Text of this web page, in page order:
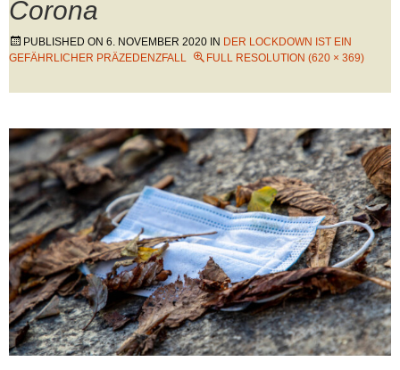
Corona
PUBLISHED ON 6. NOVEMBER 2020 IN DER LOCKDOWN IST EIN
GEFÄHRLICHER PRÄZEDENZFALL
FULL RESOLUTION (620 × 369)